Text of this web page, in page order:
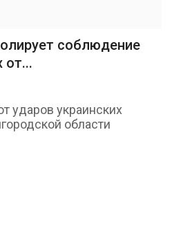
соблюдение
от...
ударов украинских
области